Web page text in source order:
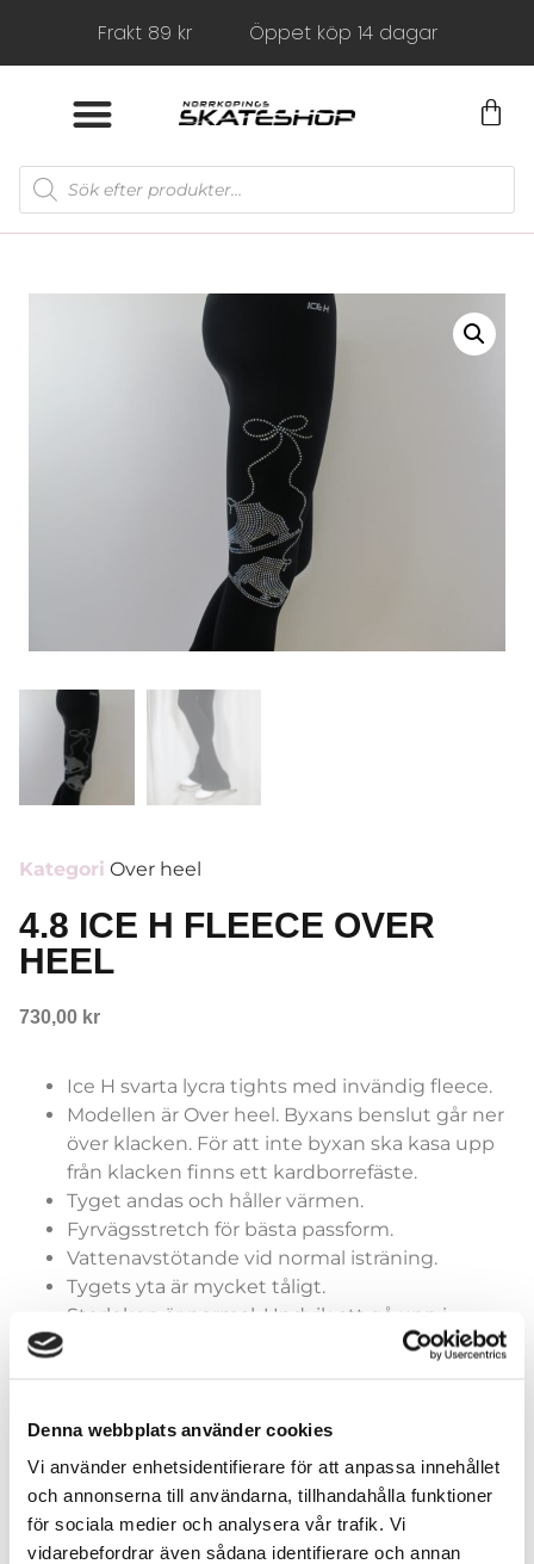
Denna webbplats använder cookies
Vi använder enhetsidentifierare för att anpassa innehållet
och annonserna till användarna, tillhandahålla funktioner
för sociala medier och analysera vår trafik. Vi
vidarebefordrar även sådana identifierare och annan
Frakt 89 kr Öppet köp 14 dagar
Kategori Over heel
4.8 ICE H FLEECE OVER
HEEL
730,00 kr
Ice H svarta lycra tights med invändig fleece.
Modellen är Over heel. Byxans benslut går ner
över klacken. För att inte byxan ska kasa upp
från klacken finns ett kardborrefäste.
Tyget andas och håller värmen.
Fyrvägsstretch för bästa passform.
Vattenavstötande vid normal isträning.
Tygets yta är mycket tåligt.
Storleken är normal. Undvik att gå upp i
Storlek tights over heel